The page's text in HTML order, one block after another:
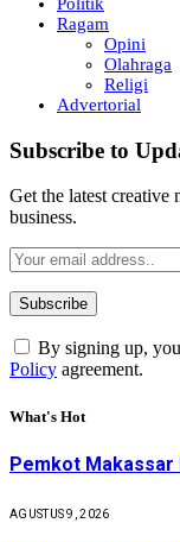
Ragam
Opini
Olahraga
Religi
Advertorial
Subscribe to
Get the latest creative
business.
By signing up,
Policy agreement.
What's Hot
Pemkot Makassar
AGUSTUS 9, 2026